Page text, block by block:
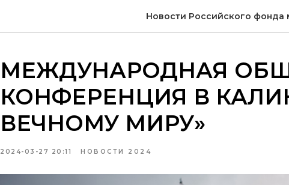
Новости Российского фонда
МЕЖДУНАРОДНАЯ
КОНФЕРЕНЦИЯ В
ВЕЧНОМУ МИРУ»
2024-03-27 20:11 НОВОСТИ 2024